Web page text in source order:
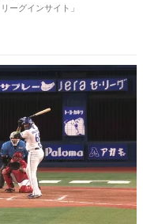
ーグインサイト」